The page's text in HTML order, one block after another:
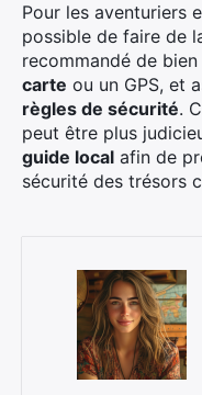
Pour les aventuriers
possible de faire de
recommandé de
carte ou un GPS, et
règles de sécurité.
peut être plus
guide local afin de
sécurité des trésors